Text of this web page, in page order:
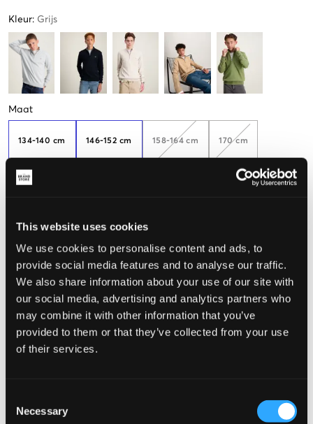
This website uses cookies
We use cookies to personalise content and ads, to
provide social media features and to analyse our traffic.
We also share information about your use of our site with
our social media, advertising and analytics partners who
may combine it with other information that you’ve
provided to them or that they’ve collected from your use
of their services.
Selection
Necessary
Kleur: Grijs
Maat
134-140 cm 146-152 cm 158-164 cm 170 cm
De maat lijkt
Te klein Perfect Te groot
KIES EEN MAAT
Recht op herroeping binnen 60 dagen